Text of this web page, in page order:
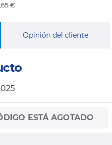
€
Opinión del cliente
ESTÁ AGOTADO